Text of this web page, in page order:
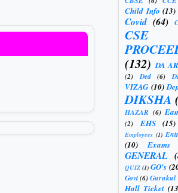
Child Info (13)
Covid (64)
CSE
(132) DA
(2) Ded (6)
VIZAG (10)
DIKSHA
HAZAR (6)
(2) EHS (15)
Employees (1)
(10) Exams
GENERAL
QUIZ (1) GO's
Govt(6)Gurukul
Hall Ticket